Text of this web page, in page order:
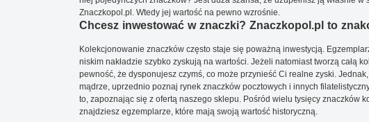
Znaczkopol.pl. Wtedy jej wartość na pewno wzrośnie.
Chcesz inwestować w znaczki? Znaczkopol.pl to
Kolekcjonowanie znaczków często staje się poważną inwestycją.
niskim nakładzie szybko zyskują na wartości. Jeżeli natomiast tworzą całą
pewność, że dysponujesz czymś, co może przynieść Ci realne zyski.
mądrze, uprzednio poznaj rynek znaczków pocztowych i innych
to, zapoznając się z ofertą naszego sklepu. Pośród wielu tysięcy znaczków
znajdziesz egzemplarze, które mają swoją wartość historyczną.